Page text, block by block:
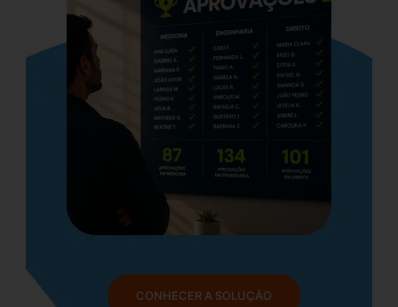
QUERO SER APROVADO